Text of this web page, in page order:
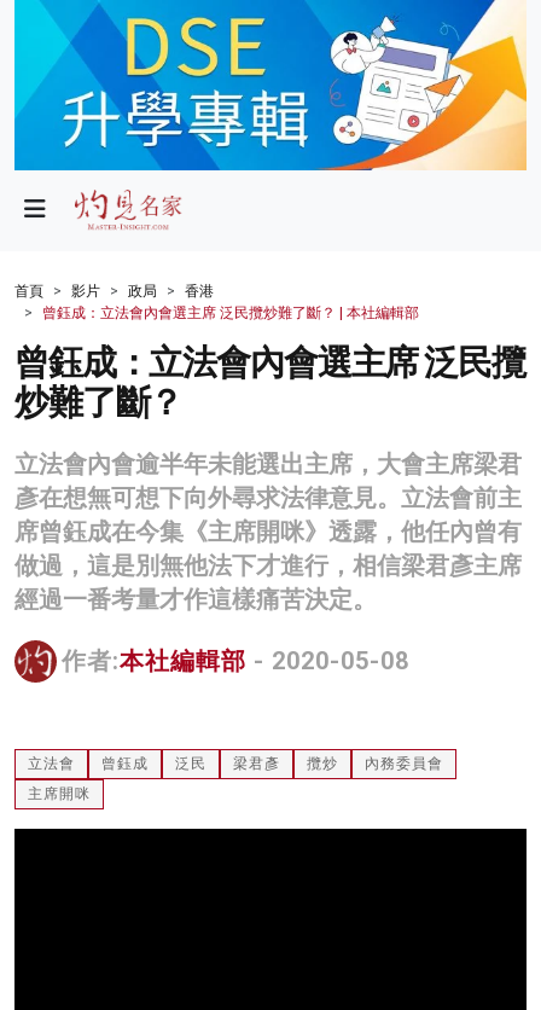
政局
財經
生活
健康
商業
科技
影片
名家榜
關於我們
首頁 影片 政局
香港
曾鈺成：立法會內會選主席 泛民攬炒難了斷？ | 本社編輯部
曾鈺成：立法會內會選主席 泛民攬
炒難了斷？
立法會內會逾半年未能選出主席，大會主席梁君
彥在想無可想下向外尋求法律意見。立法會前主
席曾鈺成在今集《主席開咪》透露，他任內曾有
做過，這是別無他法下才進行，相信梁君彥主席
經過一番考量才作這樣痛苦決定。
作者:本社編輯部 - 2020-05-08
立法會 曾鈺成 泛民 梁君彥 攬炒
內務委員會
主席開咪